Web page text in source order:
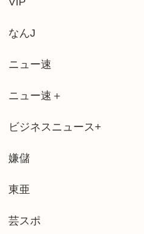
なんJ
ニュー速
ニュー速＋
ビジネスニュース+
嫌儲
東亜
芸スポ